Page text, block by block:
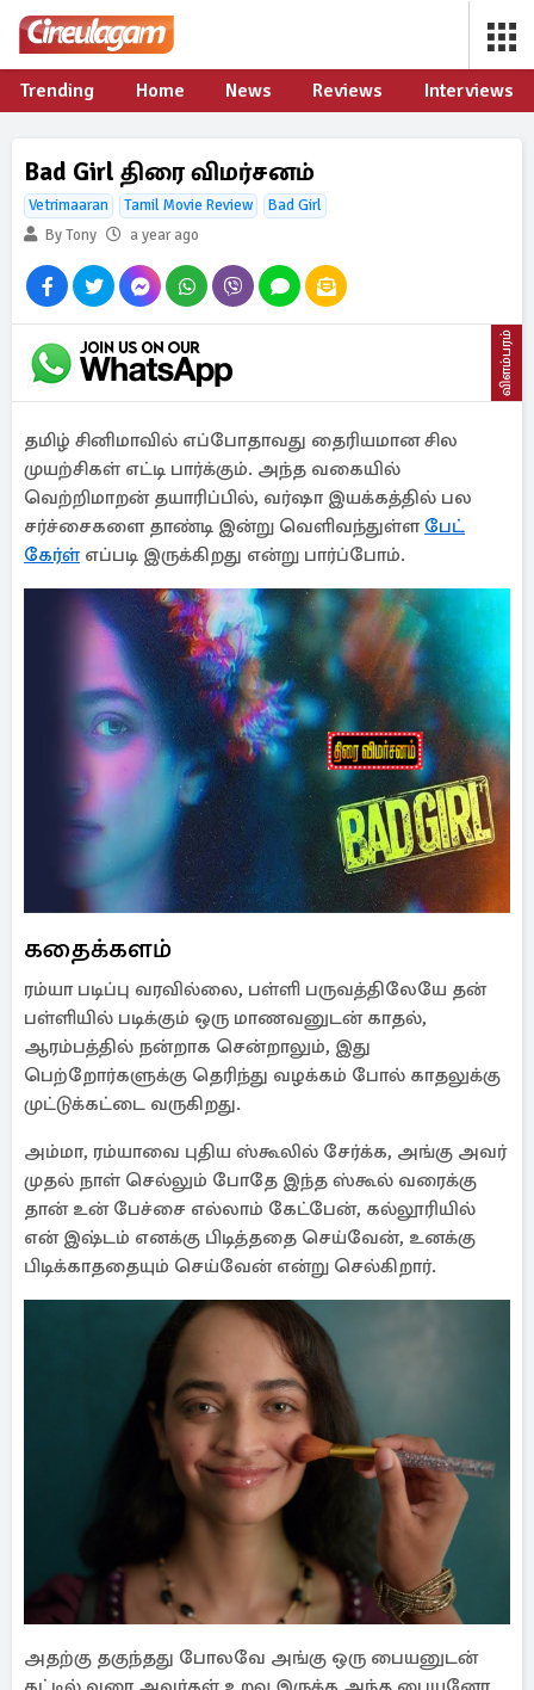
Trending Home News Reviews Interviews
Bad Girl திரை விமர்சனம்
Vetrimaaran Tamil Movie Review
Bad Girl
By Tony
a year ago
விளம்பரம்
தமிழ் சினிமாவில் எப்போதாவது தைரியமான சில
முயற்சிகள் எட்டி பார்க்கும். அந்த வகையில்
வெற்றிமாறன் தயாரிப்பில், வர்ஷா இயக்கத்தில் பல
சர்ச்சைகளை தாண்டி இன்று வெளிவந்துள்ள பேட்
கேர்ள் எப்படி இருக்கிறது என்று பார்ப்போம்.
கதைக்களம்
ரம்யா படிப்பு வரவில்லை, பள்ளி பருவத்திலேயே தன்
பள்ளியில் படிக்கும் ஒரு மாணவனுடன் காதல்,
ஆரம்பத்தில் நன்றாக சென்றாலும், இது
பெற்றோர்களுக்கு தெரிந்து வழக்கம் போல் காதலுக்கு
முட்டுக்கட்டை வருகிறது.
அம்மா, ரம்யாவை புதிய ஸ்கூலில் சேர்க்க, அங்கு அவர்
முதல் நாள் செல்லும் போதே இந்த ஸ்கூல் வரைக்கு
தான் உன் பேச்சை எல்லாம் கேட்பேன், கல்லூரியில்
என் இஷ்டம் எனக்கு பிடித்ததை செய்வேன், உனக்கு
பிடிக்காததையும் செய்வேன் என்று செல்கிறார்.
அதற்கு தகுந்தது போலவே அங்கு ஒரு பையனுடன்